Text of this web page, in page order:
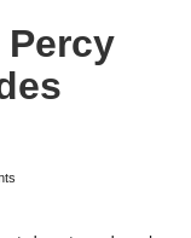
Percy